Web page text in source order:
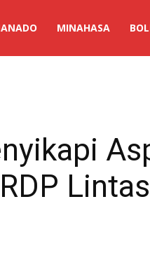
MINAHASA